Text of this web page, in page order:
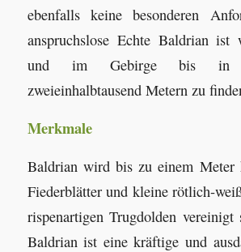
ebenfalls keine besonderen
anspruchslose Echte Baldrian
und im Gebirge bis in
zweieinhalbtausend Metern zu
Merkmale
Baldrian wird bis zu einem Meter
Fiederblätter und kleine rötlich-
rispenartigen Trugdolden
Baldrian ist eine kräftige und